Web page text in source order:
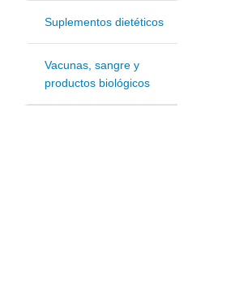
Suplementos dietéticos
Vacunas, sangre y
productos biológicos